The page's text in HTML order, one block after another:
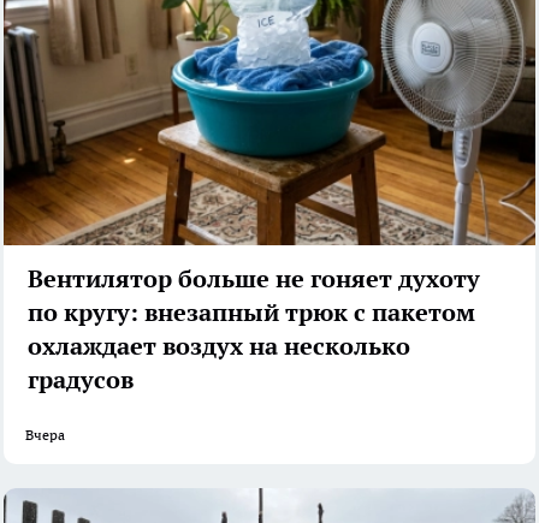
Вентилятор больше не гоняет духоту
по кругу: внезапный трюк с пакетом
охлаждает воздух на несколько
градусов
Вчера